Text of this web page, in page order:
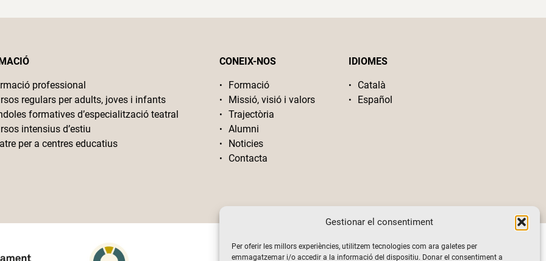
Gestionar el consentiment
Per oferir les millors experiències, utilitzem tecnologies com ara galetes per
emmagatzemar i/o accedir a la informació del dispositiu. Donar el consentiment a
professional
regulars per adults, joves i infants
formatives d’especialització teatral
intensius d’estiu
per a centres educatius
CONEIX-NOS
Formació
Missió, visió i valors
Trajectòria
Alumni
Noticies
Contacta
IDIOMES
Català
Español